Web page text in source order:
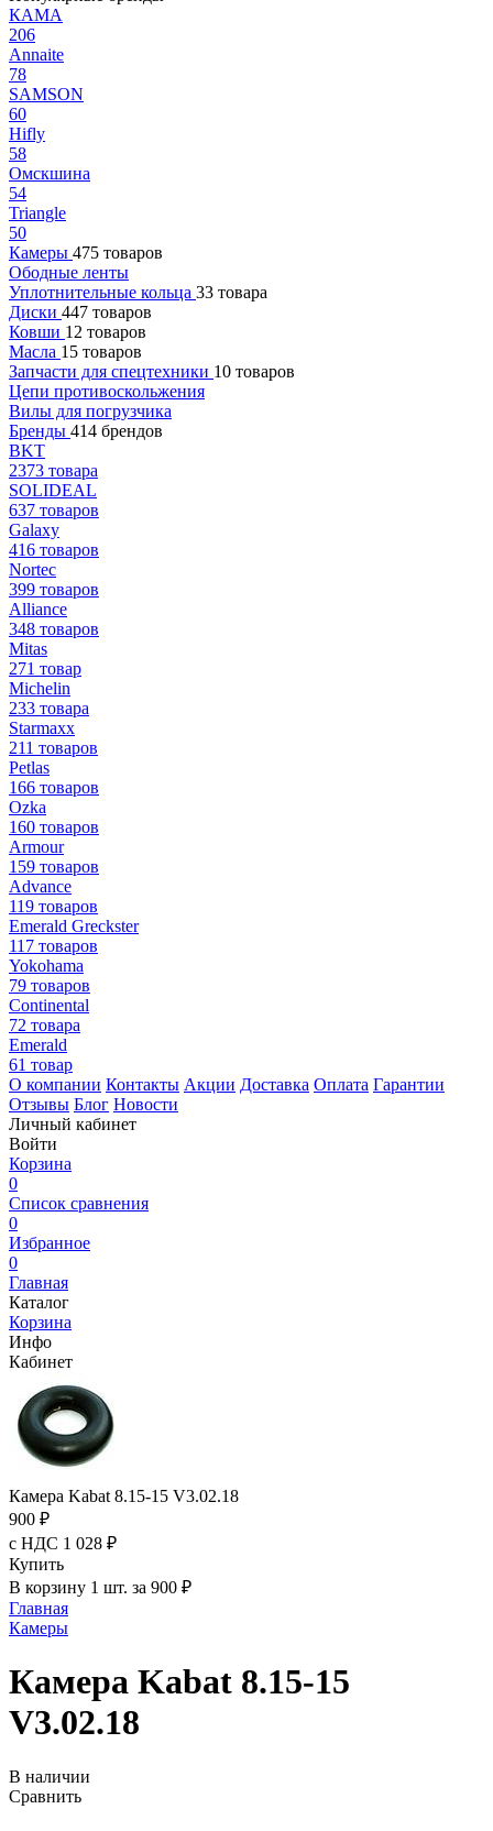
КАМА
206
Annaite
78
SAMSON
60
Hifly
58
Омскшина
54
Triangle
50
Камеры 475 товаров
Ободные ленты
Уплотнительные кольца 33 товара
Диски 447 товаров
Ковши 12 товаров
Масла 15 товаров
Запчасти для спецтехники 10 товаров
Цепи противоскольжения
Вилы для погрузчика
Бренды 414 брендов
BKT
2373 товара
SOLIDEAL
637 товаров
Galaxy
416 товаров
Nortec
399 товаров
Alliance
348 товаров
Mitas
271 товар
Michelin
233 товара
Starmaxx
211 товаров
Petlas
166 товаров
Ozka
160 товаров
Armour
159 товаров
Advance
119 товаров
Emerald Greckster
117 товаров
Yokohama
79 товаров
Continental
72 товара
Emerald
61 товар
О компании Контакты Акции Доставка Оплата Гарантии
Отзывы Блог Новости
Личный кабинет
Войти
Корзина
0
Список сравнения
0
Избранное
0
Главная
Каталог
Корзина
Инфо
Кабинет
Камера Kabat 8.15-15 V3.02.18
900 ₽
с НДС 1 028 ₽
Купить
В корзину 1 шт. за 900 ₽
Главная
Камеры
Камера Kabat 8.15-15
V3.02.18
В наличии
Сравнить